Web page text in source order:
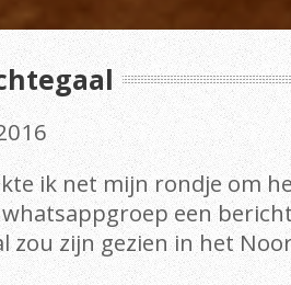
ik net mijn rondje om
een
zou zijn gezien in het